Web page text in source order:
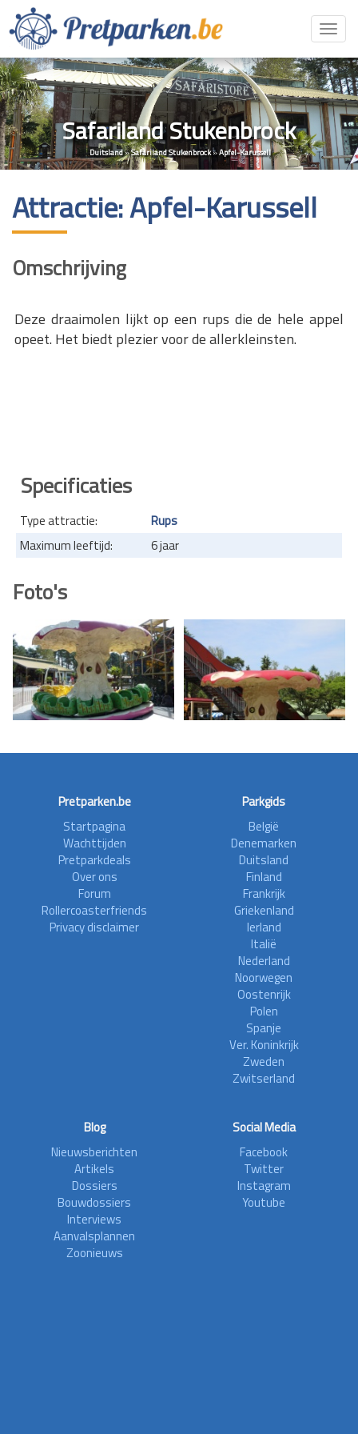
Safariland Stukenbrock
Duitsland»Safariland Stukenbrock»Apfel-Karussell
Attractie: Apfel-Karussell
Omschrijving
Deze draaimolen lijkt op een rups die de hele appel
opeet. Het biedt plezier voor de allerkleinsten.
Specificaties
Type attractie:
Rups
Maximum leeftijd:
6 jaar
Foto's
Pretparken.be
Startpagina
Wachttijden
Pretparkdeals
Over ons
Forum
Rollercoasterfriends
Privacy disclaimer
Parkgids
België
Denemarken
Duitsland
Finland
Frankrijk
Griekenland
Ierland
Italië
Nederland
Noorwegen
Oostenrijk
Polen
Spanje
Ver. Koninkrijk
Zweden
Zwitserland
Blog
Nieuwsberichten
Artikels
Dossiers
Bouwdossiers
Interviews
Aanvalsplannen
Zoonieuws
Social Media
Facebook
Twitter
Instagram
Youtube